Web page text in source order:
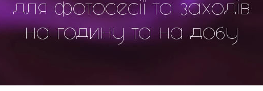
для фотосесії та заходів
на годину та на добу